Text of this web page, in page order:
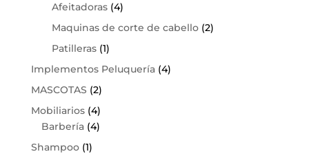
Afeitadoras (4)
Maquinas de corte de cabello (2)
Patilleras (1)
Implementos Peluquería (4)
MASCOTAS (2)
Mobiliarios (4)
Barbería (4)
Shampoo (1)